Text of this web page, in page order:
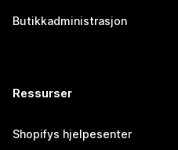
Butikkadministrasjon
Ressurser
Shopifys hjelpesenter